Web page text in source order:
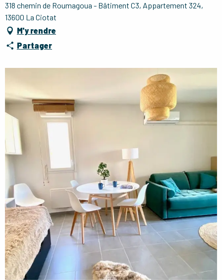
318 chemin de Roumagoua - Bâtiment C3, Appartement 324,
13600 La Ciotat
M'y rendre
Partager